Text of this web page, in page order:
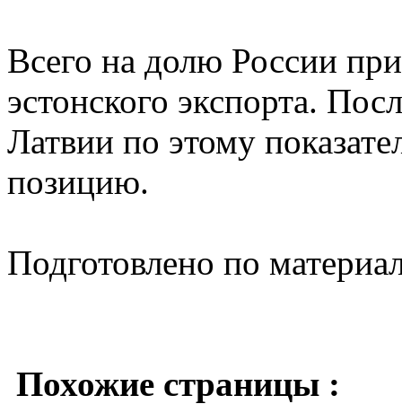
Всего на долю России
эстонского экспорта.
Латвии по этому
позицию.
Подготовлено по
Похожие страницы :